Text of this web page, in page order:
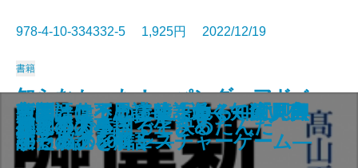
木挽町のあだ討ち
あかあかや明恵
知らなかった！ パンダ―アドベ
ンチャーワールドが29年で20頭を
育てたから知っているひみつ―
独占告白 渡辺恒雄―戦後政治は
こうして作られた―
太古の奇想と超絶技巧 中国青銅
器入門
笑犬楼vs.偽伯爵
青いパステル画の男
彼女のことを知っている
文学は予言する
小説作法の奥義
978-4-10-334332-5 1,925円 2022/12/19
書籍
新聞は偉そうに嘘をつく―変見自
在セレクション―
死刑のある国で生きる
祝宴
惑う星
水 本の小説
言語はこうして生まれる―「即興
する脳」とジェスチャーゲーム―
教養としての上級語彙―知的人生
のための500語―
中国語は不思議―「近くて遠い言
語」の謎を解く―
御家の大事
ひとりで生きると決めたんだ